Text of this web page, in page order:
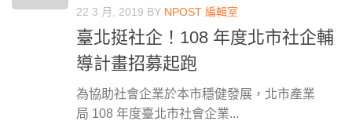
22 3 月, 2019 BY NPOST 編輯室
臺北挺社企！108 年度北市社企輔
導計畫招募起跑
為協助社會企業於本市穩健發展，北市產業
局 108 年度臺北市社會企業...